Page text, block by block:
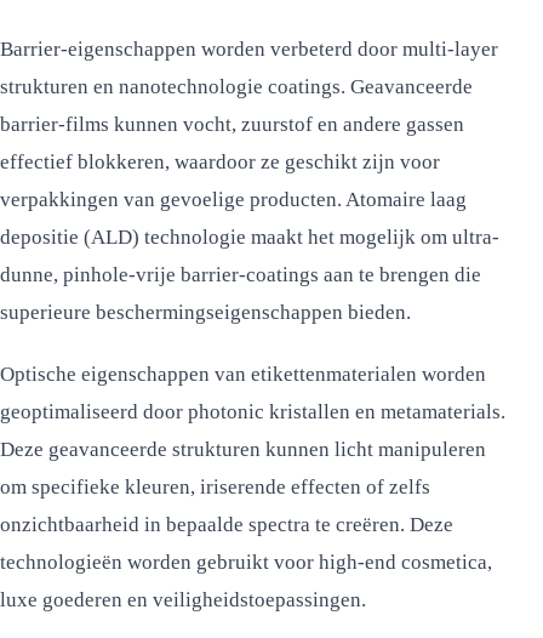
Barrier-eigenschappen worden verbeterd door multi-layer
strukturen en nanotechnologie coatings. Geavanceerde
barrier-films kunnen vocht, zuurstof en andere gassen
effectief blokkeren, waardoor ze geschikt zijn voor
verpakkingen van gevoelige producten. Atomaire laag
depositie (ALD) technologie maakt het mogelijk om ultra-
dunne, pinhole-vrije barrier-coatings aan te brengen die
superieure beschermingseigenschappen bieden.
Optische eigenschappen van etikettenmaterialen worden
geoptimaliseerd door photonic kristallen en metamaterials.
Deze geavanceerde strukturen kunnen licht manipuleren
om specifieke kleuren, iriserende effecten of zelfs
onzichtbaarheid in bepaalde spectra te creëren. Deze
technologieën worden gebruikt voor high-end cosmetica,
luxe goederen en veiligheidstoepassingen.